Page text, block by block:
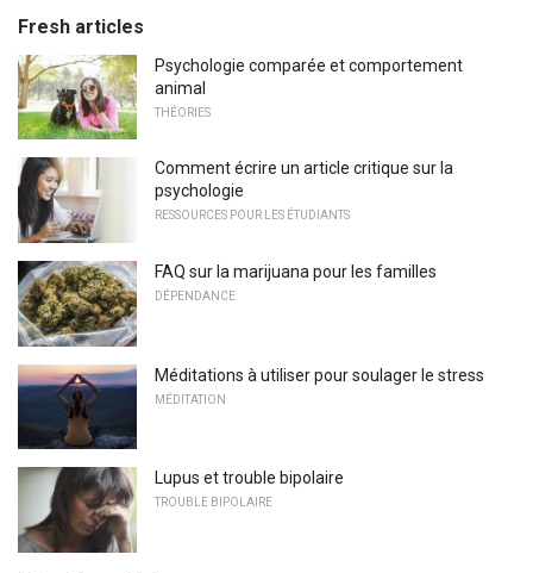
Fresh articles
Psychologie comparée et comportement
animal
THÉORIES
Comment écrire un article critique sur la
psychologie
RESSOURCES POUR LES ÉTUDIANTS
FAQ sur la marijuana pour les familles
DÉPENDANCE
Méditations à utiliser pour soulager le stress
MÉDITATION
Lupus et trouble bipolaire
TROUBLE BIPOLAIRE